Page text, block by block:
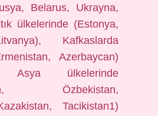
Belarus, Ukrayna,
ülkelerinde (Estonya,
Kafkaslarda
Azerbaycan)
ülkelerinde
Özbekistan,
Tacikistan1)